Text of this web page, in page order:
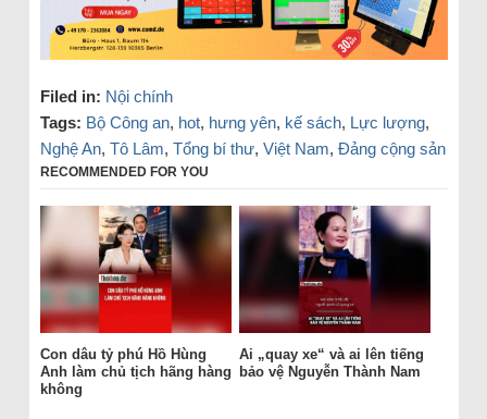
Filed in: Nội chính
Tags: Bộ Công an, hot, hưng yên, kế sách, Lực lượng,
Nghệ An, Tô Lâm, Tổng bí thư, Việt Nam, Đảng cộng sản
RECOMMENDED FOR YOU
Con dâu tỷ phú Hồ Hùng
Anh làm chủ tịch hãng hàng
không
Ai „quay xe“ và ai lên tiếng
bảo vệ Nguyễn Thành Nam